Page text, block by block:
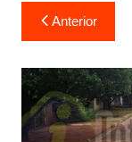
Navegação
de
Post
Anterior